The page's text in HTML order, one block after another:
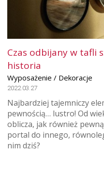
Czas odbijany w tafli
historia
Wyposażenie / Dekoracje
2022.03.27
Najbardziej tajemniczy
pewnością… lustro! Od
oblicza, jak również
portal do innego,
nim dziś?